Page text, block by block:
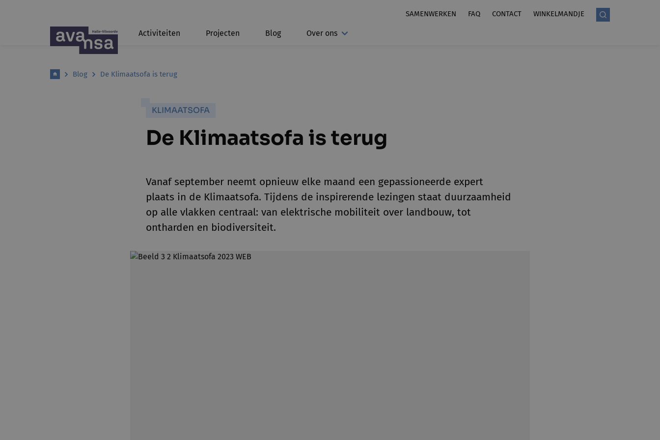
SAMENWERKEN FAQ CONTACT WINKELMANDJE
Activiteiten Projecten Blog Over ons
Blog De Klimaatsofa is terug
KLIMAATSOFA
De Klimaatsofa is terug
Vanaf september neemt opnieuw elke maand een gepassioneerde expert
plaats in de Klimaatsofa. Tijdens de inspirerende lezingen staat duurzaamheid
op alle vlakken centraal: van elektrische mobiliteit over landbouw, tot
ontharden en biodiversiteit.